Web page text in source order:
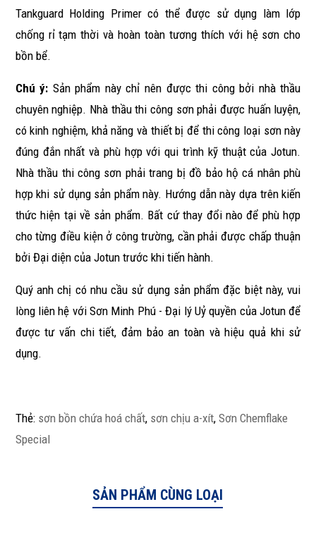
Tankguard Holding Primer có thể được sử dụng làm lớp
chống rỉ tạm thời và hoàn toàn tương thích với hệ sơn cho
bồn bể.
Chú ý: Sản phẩm này chỉ nên được thi công bởi nhà thầu
chuyên nghiệp. Nhà thầu thi công sơn phải được huấn luyện,
có kinh nghiệm, khả năng và thiết bị để thi công loại sơn này
đúng đắn nhất và phù hợp với qui trình kỹ thuật của Jotun.
Nhà thầu thi công sơn phải trang bị đồ bảo hộ cá nhân phù
hợp khi sử dụng sản phẩm này. Hướng dẫn này dựa trên kiến
thức hiện tại về sản phẩm. Bất cứ thay đổi nào để phù hợp
cho từng điều kiện ở công trường, cần phải được chấp thuận
bởi Đại diện của Jotun trước khi tiến hành.
Quý anh chị có nhu cầu sử dụng sản phẩm đặc biệt này, vui
lòng liên hệ với Sơn Minh Phú - Đại lý Uỷ quyền của Jotun để
được tư vấn chi tiết, đảm bảo an toàn và hiệu quả khi sử
dụng.
Thẻ: sơn bồn chứa hoá chất, sơn chịu a-xít, Sơn Chemflake
Special
SẢN PHẨM CÙNG LOẠI